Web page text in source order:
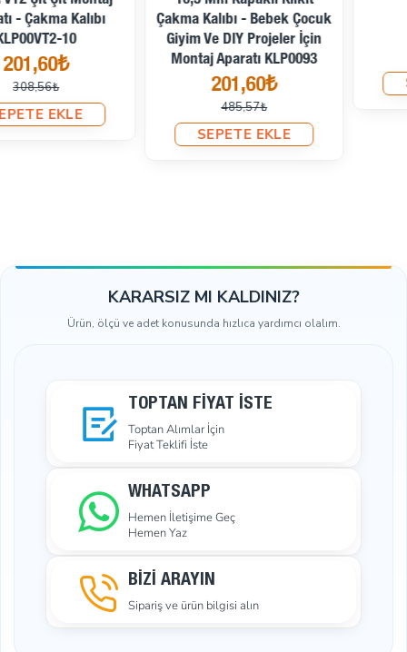
KLP00105ERC
485,57₺
SEPETE EKLE
Çakma Kalıbı KLP00105SDF
201,60₺
485,57₺
SEPETE EKLE
KARARSIZ MI KALDINIZ?
Ürün, ölçü ve adet konusunda hızlıca yardımcı olalım.
TOPTAN FIYAT İSTE
Toptan Alımlar İçin
Fiyat Teklifi İste
WHATSAPP
Hemen İletişime Geç
Hemen Yaz
BİZİ ARAYIN
Sipariş ve ürün bilgisi alın